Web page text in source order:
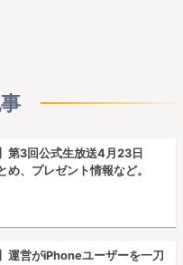
第3回公式生放送4月23日
め、プレゼント情報など。
運営がiPhoneユーザーを一刀